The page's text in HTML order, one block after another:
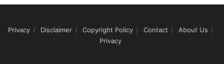
Privacy Disclaimer Copyright Policy Contact
About Us
Privacy